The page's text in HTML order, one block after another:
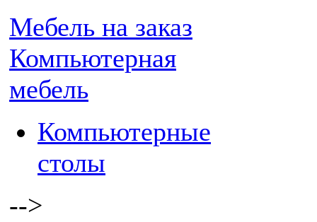
Мебель на заказ
Компьютерная
мебель
Компьютерные
столы
-->